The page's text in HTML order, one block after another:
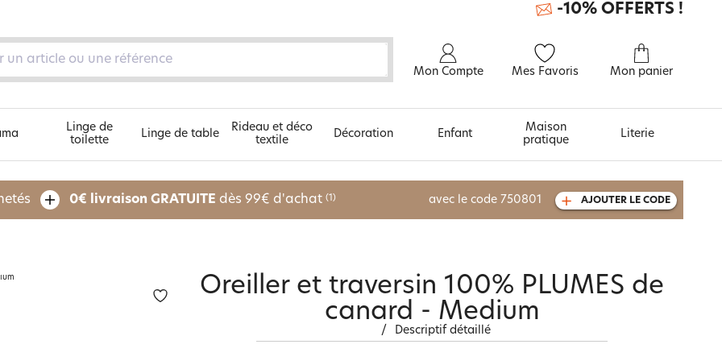
Mon Compte Mes Favoris Mon panier
-10% OFFERTS !
Découvrez nos 5 univers À découvrir aussi
Urban et arty
Linge de
toilette
Linge de table
Rideau et déco
textile
Décoration Enfant
Maison
pratique
Literie
0€ livraison GRATUITE dès 99€ d'achat (1) avec le code 750801 AJOUTER LE CODE
Oreiller et traversin 100% PLUMES de
canard - Medium
/ Descriptif détaillé